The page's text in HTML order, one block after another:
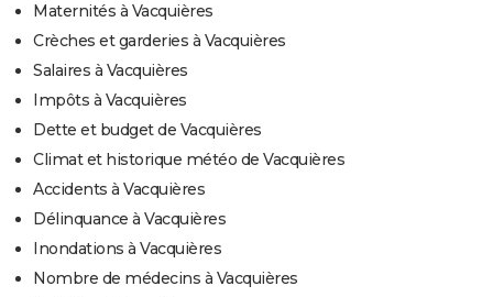
Maternités à Vacquières
Crèches et garderies à Vacquières
Salaires à Vacquières
Impôts à Vacquières
Dette et budget de Vacquières
Climat et historique météo de Vacquières
Accidents à Vacquières
Délinquance à Vacquières
Inondations à Vacquières
Nombre de médecins à Vacquières